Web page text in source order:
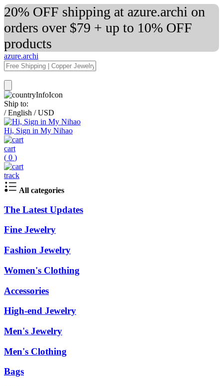
20% OFF shipping at azure.archi on
orders over $79 + up to 10% OFF
products
azure.archi
Ship to:
/ English / USD
Hi, Sign in My Nihao
cart
( 0 )
track
All categories
The Latest Updates
Fine Jewelry
Fashion Jewelry
Women's Clothing
Accessories
High-end Jewelry
Men's Jewelry
Men's Clothing
Bags